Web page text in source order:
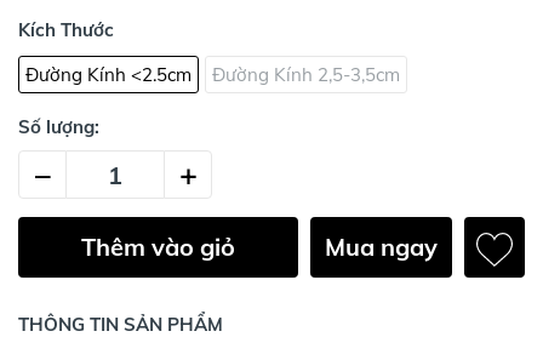
Kích Thước
Đường Kính <2.5cm
Đường Kính 2,5-3,5cm
Số lượng:
– +
Thêm vào giỏ Mua ngay
THÔNG TIN SẢN PHẨM